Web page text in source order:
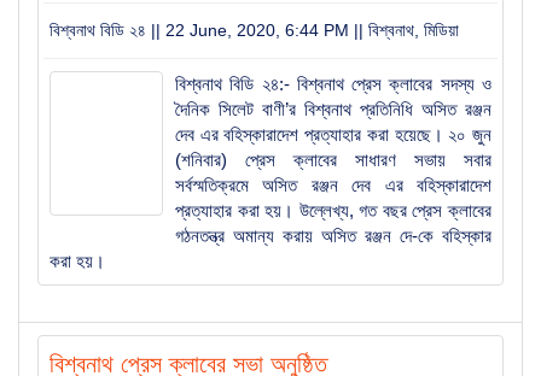
বিশ্বনাথ বিডি ২৪ || 22 June, 2020, 6:44 PM || বিশ্বনাথ মিডিয়া
বিশ্বনাথ বিডি ২৪:- বিশ্বনাথ প্রেস ক্লাবের সদস্য ও
দৈনিক সিলেট বাণী’র বিশ্বনাথ প্রতিনিধি অসিত রঞ্জন
দেব এর বহিস্কারাদেশ প্রত্যাহার করা হয়েছে। ২০ জুন
(শনিবার) প্রেস ক্লাবের সাধারণ সভায় সবার
সর্বস্মতিক্রমে অসিত রঞ্জন দেব এর বহিস্কারাদেশ
প্রত্যাহার করা হয়। উল্লেখ্য, গত বছর প্রেস ক্লাবের
গঠনতন্ত্র অমান্য করায় অসিত রঞ্জন দে-কে বহিস্কার
করা হয়।
বিশ্বনাথ প্রেস ক্লাবের সভা অনুষ্ঠিত